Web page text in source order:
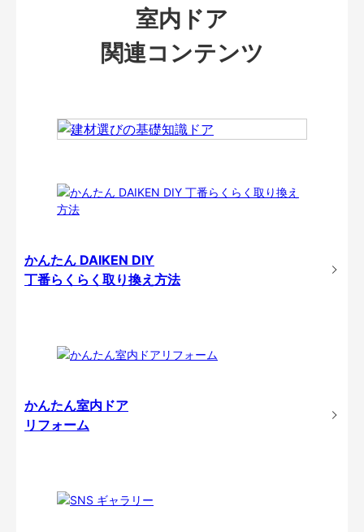
室内ドア
関連コンテンツ
かんたん DAIKEN DIY
丁番らくらく取り換え方法
かんたん室内ドア
リフォーム